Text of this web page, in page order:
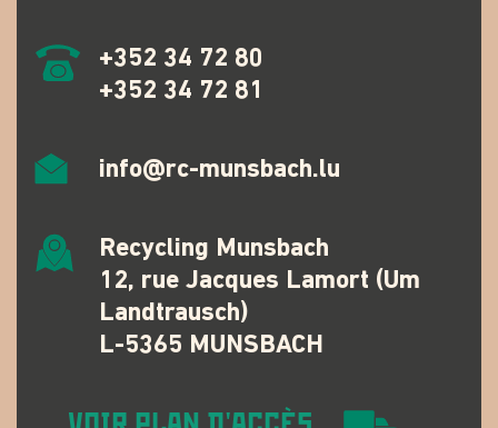
+352 34 72 80
+352 34 72 81
info@rc-munsbach.lu
Recycling Munsbach
12, rue Jacques Lamort (Um
Landtrausch)
L-5365 MUNSBACH